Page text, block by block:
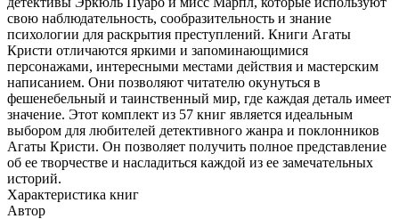
свою наблюдательность, сообразительность и знание
психологии для раскрытия преступлений. Книги Агаты
Кристи отличаются яркими и запоминающимися
персонажами, интересными местами действия и мастерским
написанием. Они позволяют читателю окунуться в
фешенебельный и таинственный мир, где каждая деталь имеет
значение. Этот комплект из 57 книг является идеальным
выбором для любителей детективного жанра и поклонников
Агаты Кристи. Он позволяет получить полное представление
об ее творчестве и насладиться каждой из ее замечательных
историй.
Характеристика книг
Автор